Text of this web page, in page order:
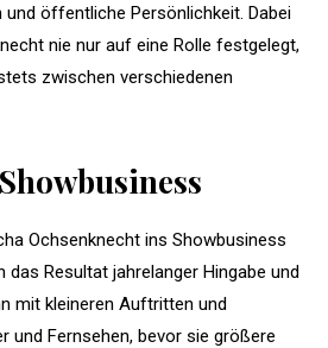
öffentliche Persönlichkeit. Dabei
nie nur auf eine Rolle festgelegt,
zwischen verschiedenen
Ochsenknecht ins Showbusiness
das Resultat jahrelanger Hingabe und
mit kleineren Auftritten und
und Fernsehen, bevor sie größere